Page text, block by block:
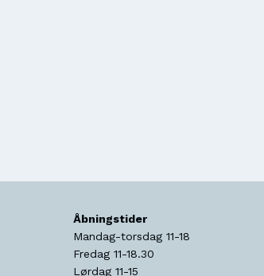
Åbningstider
Mandag-torsdag 11-18
Fredag 11-18.30
Lørdag 11-15